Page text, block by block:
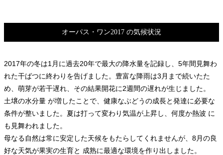
オーパス・ワン2017 の気候状況
2017年の冬は1月に過去20年で最大の降水量を記録し、5年間見舞わ
れた干ばつに終わりを告げました。豊富な降雨は3月まで続いたた
め、萌芽が若干遅れ、その結果開花に2週間の遅れが生じました。
土壌の水分量 が増したことで、健康なぶどうの成長と発達に必要な
条件が整いました。夏は打って変わり気温が上昇し、何度か熱波 に
も見舞われました。
母なる自然は常に安定した天候をもたらしてくれませんが、8月の良
好な天気が果実の生育と 成熟に最適な環境を作り出しました。